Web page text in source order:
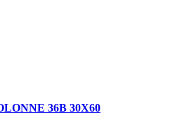
36B 30X60